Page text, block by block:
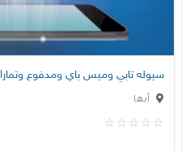
سيوله تابي وميس باي ومدفوع وتمارا
أبها